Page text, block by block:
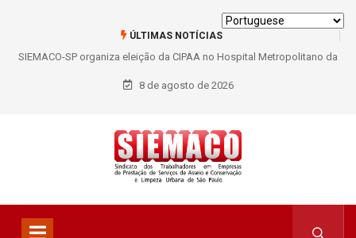
ÚLTIMAS NOTÍCIAS
SIEMACO-SP organiza eleição da CIPAA no Hospital Metropolitano da
Lapa e fortalece participação dos trabalhadores
8 de agosto de 2026